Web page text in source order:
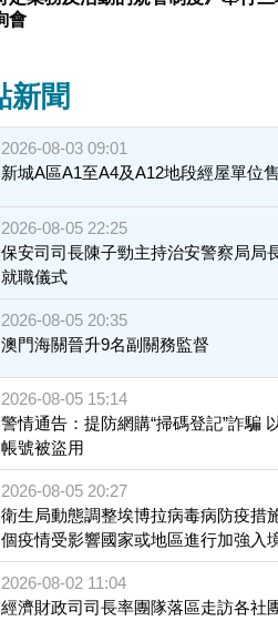
會
新聞
2026-08-03 09:01
新城A區A1至A4及A12地段經屋單位
2026-08-05 22:25
保安司司長陳子勁主持治安警察局局
就職儀式
2026-08-05 20:35
澳門海關晉升9名副關務監督
2026-08-05 15:14
警情通告：提防網購“掃碼登記”詐騙
帳號被盜用
2026-08-05 20:27
衛生局動態調整埃博拉病毒病防疫措
個疫情受影響國家或地區進行加強入
施
2026-08-02 11:04
經濟財政司司長率團隊落區走訪各社